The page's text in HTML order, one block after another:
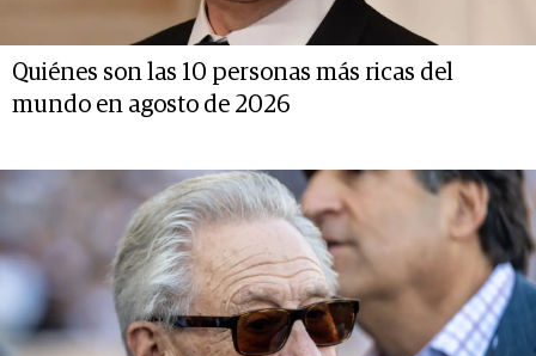
Quiénes son las 10 personas más ricas del
mundo en agosto de 2026